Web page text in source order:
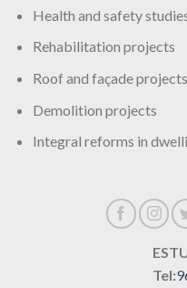
Health and safety
Rehabilitation projects
Roof and façade projects
Demolition projects
Integral reforms in
Tel: